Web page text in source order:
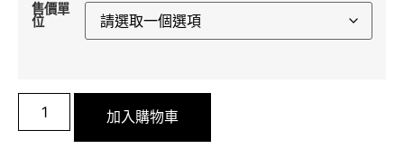
售價單
位
加入購物車